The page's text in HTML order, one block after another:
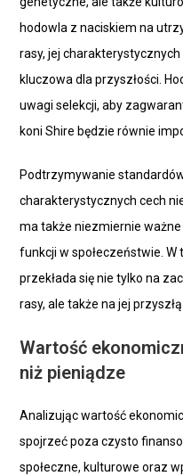
hodowla z naciskiem na
rasy, jej
kluczowa dla przyszłości.
uwagi selekcji, aby
koni Shire będzie równie
Podtrzymywanie
charakterystycznych cech
ma także niezmiernie
funkcji w społeczeństwie. W
przekłada się nie tylko na
rasy, ale także na jej
Wartość
niż pieniądze
Analizując wartość
spojrzeć poza czysto
społeczne, kulturowe oraz